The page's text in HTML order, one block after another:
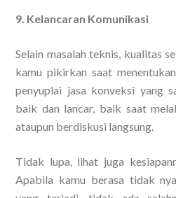
9. Kelancaran Komunikasi
Selain masalah teknis, kualitas
kamu pikirkan saat
penyuplai jasa konveksi yang
baik dan lancar, baik saat
ataupun berdiskusi langsung.
Tidak lupa, lihat juga
Apabila kamu berasa tidak